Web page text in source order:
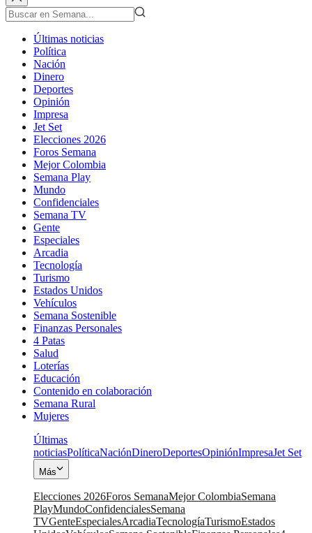
Últimas noticias
Política
Nación
Dinero
Deportes
Opinión
Impresa
Jet Set
Elecciones 2026
Foros Semana
Mejor Colombia
Semana Play
Mundo
Confidenciales
Semana TV
Gente
Especiales
Arcadia
Tecnología
Turismo
Estados Unidos
Vehículos
Semana Sostenible
Finanzas Personales
4 Patas
Salud
Loterías
Educación
Contenido en colaboración
Semana Rural
Mujeres
Últimas
noticiasPolíticaNaciónDineroDeportesOpiniónImpresaJet Set
Más
Elecciones 2026Foros SemanaMejor ColombiaSemana
PlayMundoConfidencialesSemana
TVGenteEspecialesArcadiaTecnologíaTurismoEstados